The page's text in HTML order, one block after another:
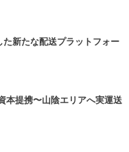
新たな配送プラットフォー
提携〜山陰エリアへ実運送